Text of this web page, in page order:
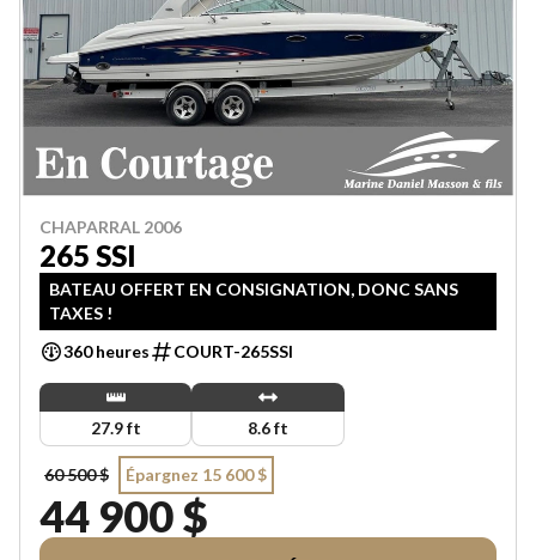
CHAPARRAL 2006
265 SSI
BATEAU OFFERT EN CONSIGNATION, DONC SANS
TAXES !
360 heures
COURT-265SSI
27.9 ft 8.6 ft
60 500 $ Épargnez 15 600 $
44 900 $